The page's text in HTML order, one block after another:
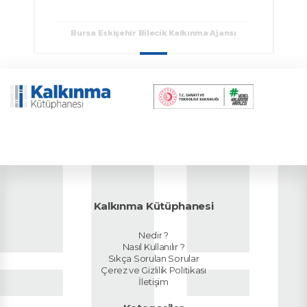
Bursa Eskişehir Bilecik Kalkınma Ajansı
Bursa Eskişehir Bilecik Kalkınma Ajansı
Kalkınma Kütüphanesi
Nedir ?
Nasıl Kullanılır ?
Sıkça Sorulan Sorular
Çerez ve Gizlilik Politikası
İletişim